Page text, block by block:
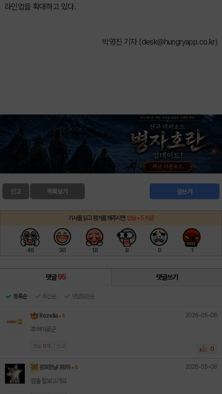
라인업을 확대하고 있다.
박영진 기자 (desk@hungryapp.co.kr)
신고 글쓰기
목록보기
기사를 읽고 평가를 해주시면 밥알 +5 지급
46 30 18 8 0 1
댓글95 댓글쓰기
등록순 최신순 댓글많은순
Rozelia + 5 2026-05-08
추억이로군
댓글 0 개 신고 0
광포한날다람쥐 + 5 2026-05-08
컴홀 잘보고가요